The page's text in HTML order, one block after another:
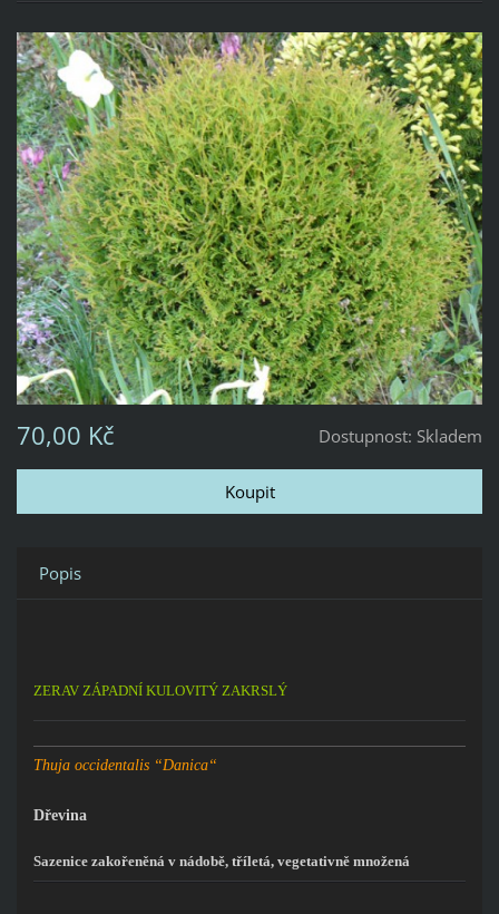
Dostupnost: Skladem
70,00 Kč
Popis
ZERAV ZÁPADNÍ KULOVITÝ ZAKRSLÝ
Thuja occidentalis “Danica“
Dřevina
Sazenice zakořeněná v nádobě, tříletá, vegetativně množená